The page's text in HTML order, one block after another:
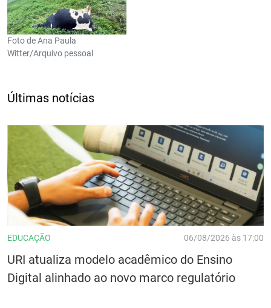
Foto de Ana Paula
Witter/Arquivo pessoal
Últimas notícias
EDUCAÇÃO 06/08/2026 às 17:00
URI atualiza modelo acadêmico do Ensino
Digital alinhado ao novo marco regulatório